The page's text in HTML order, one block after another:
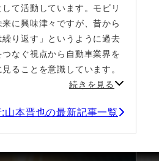
て活動しています。モビリ
に興味津々ですが、昔から
繰り返す」というように過去
つなぐ視点から自動車業界を
ることを意識しています。
続きを見る
山本晋也の最新記事一覧